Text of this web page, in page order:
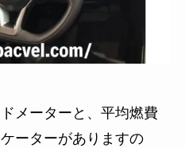
メーターと、平均燃費
ーターがありますの